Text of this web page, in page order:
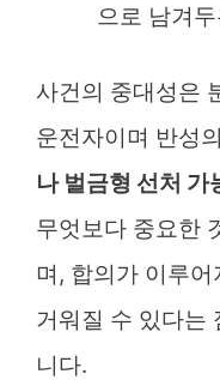
으로 남겨
사건의 중대성은
운전자이며 반성
나 벌금형 선처 가
무엇보다 중요한
며, 합의가 이루
거워질 수 있다는
니다.